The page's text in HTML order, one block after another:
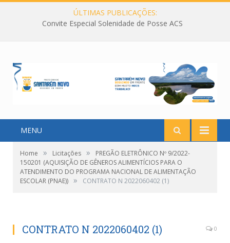
ÚLTIMAS PUBLICAÇÕES:
Convite Especial Solenidade de Posse ACS
MENU
Home » Licitações »
PREGÃO ELETRÔNICO Nº 9/2022-
150201 (AQUISIÇÃO DE GÊNEROS ALIMENTÍCIOS PARA O
ATENDIMENTO DO PROGRAMA NACIONAL DE ALIMENTAÇÃO
ESCOLAR (PNAE)) » CONTRATO N 2022060402 (1)
CONTRATO N 2022060402 (1) 0